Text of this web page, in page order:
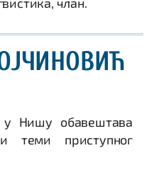
у Нишу обавештава
теми приступног